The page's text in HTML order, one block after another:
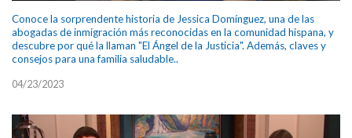
Conoce la sorprendente historia de Jessica Domínguez, una de las
abogadas de inmigración más reconocidas en la comunidad hispana, y
descubre por qué la llaman "El Ángel de la Justicia". Además, claves y
consejos para una familia saludable..
04/23/2023